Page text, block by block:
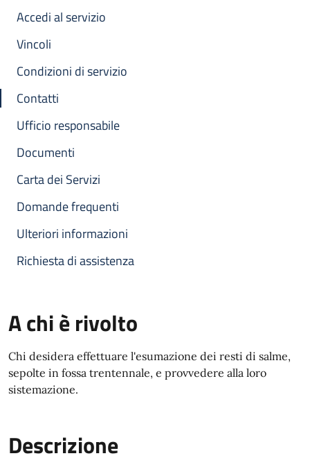
Accedi al servizio
Vincoli
Condizioni di servizio
Contatti
Ufficio responsabile
Documenti
Carta dei Servizi
Domande frequenti
Ulteriori informazioni
Richiesta di assistenza
A chi è rivolto
Chi desidera effettuare l'esumazione dei resti di salme,
sepolte in fossa trentennale, e provvedere alla loro
sistemazione.
Descrizione